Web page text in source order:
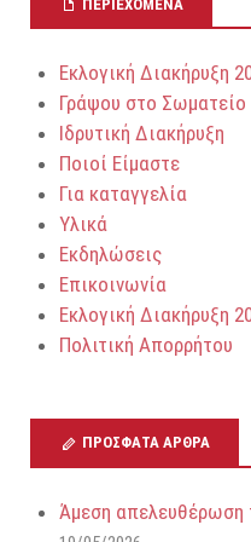
ΠΕΡΙΕΧΌΜΕΝΑ
Εκλογική Διακήρυξη
Γράψου στο Σωματείο
Ιδρυτική Διακήρυξη
Ποιοί Είμαστε
Για καταγγελία
Υλικά
Εκδηλώσεις
Επικοινωνία
Εκλογική Διακήρυξη
Πολιτική Απορρήτου
ΠΡΌΣΦΑΤΑ ΆΡΘΡΑ
Άμεση απελευθέρωση